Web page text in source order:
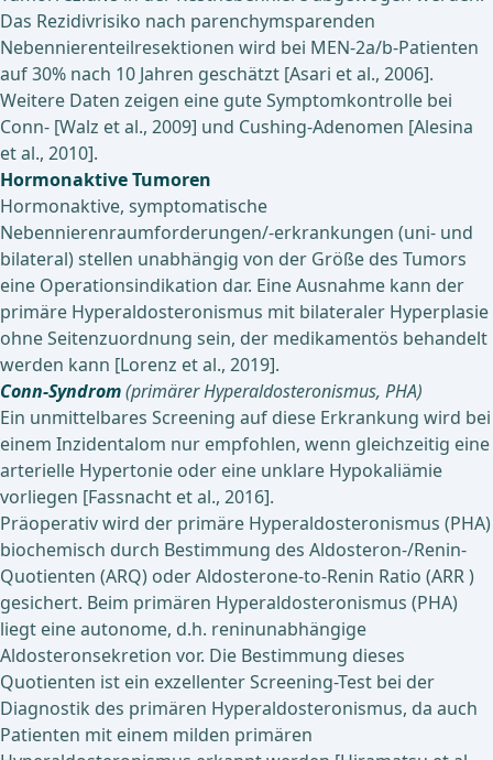
Das Rezidivrisiko nach parenchymsparenden
Nebennierenteilresektionen wird bei MEN-2a/b-Patienten
auf 30% nach 10 Jahren geschätzt [Asari et al., 2006].
Weitere Daten zeigen eine gute Symptomkontrolle bei
Conn- [Walz et al., 2009] und Cushing-Adenomen [Alesina
et al., 2010].
Hormonaktive Tumoren
Hormonaktive, symptomatische
Nebennierenraumforderungen/-erkrankungen (uni- und
bilateral) stellen unabhängig von der Größe des Tumors
eine Operationsindikation dar. Eine Ausnahme kann der
primäre Hyperaldosteronismus mit bilateraler Hyperplasie
ohne Seitenzuordnung sein, der medikamentös behandelt
werden kann [Lorenz et al., 2019].
Conn-Syndrom(primärer Hyperaldosteronismus, PHA)
Ein unmittelbares Screening auf diese Erkrankung wird bei
einem Inzidentalom nur empfohlen, wenn gleichzeitig eine
arterielle Hypertonie oder eine unklare Hypokaliämie
vorliegen [Fassnacht et al., 2016].
Präoperativ wird der primäre Hyperaldosteronismus (PHA)
biochemisch durch Bestimmung des Aldosteron-/Renin-
Quotienten (ARQ) oder Aldosterone-to-Renin Ratio (ARR )
gesichert. Beim primären Hyperaldosteronismus (PHA)
liegt eine autonome, d.h. reninunabhängige
Aldosteronsekretion vor. Die Bestimmung dieses
Quotienten ist ein exzellenter Screening-Test bei der
Diagnostik des primären Hyperaldosteronismus, da auch
Patienten mit einem milden primären